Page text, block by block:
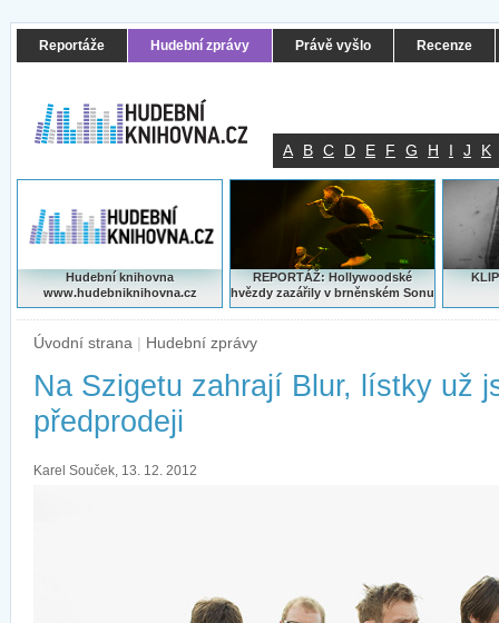
Reportáže Hudební zprávy Právě vyšlo Recenze
A B C D E F G H I J K
Hudební knihovna
www.hudebniknihovna.cz
REPORTÁŽ: Hollywoodské
hvězdy zazářily v brněnském Sonu
Úvodní strana | Hudební zprávy
Na Szigetu zahrají Blur, lístky už
předprodeji
Karel Souček, 13. 12. 2012